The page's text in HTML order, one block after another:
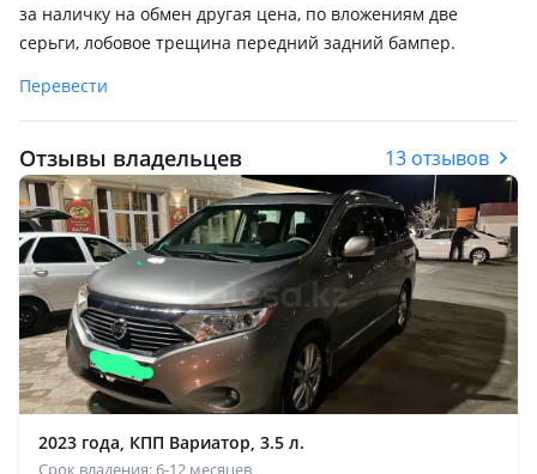
за наличку на обмен другая цена, по вложениям две
серьги, лобовое трещина передний задний бампер.
Перевести
Отзывы владельцев 13 отзывов
2023 года, КПП Вариатор, 3.5 л.
Срок владения: 6-12 месяцев